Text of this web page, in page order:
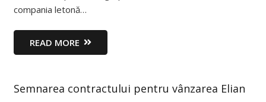
compania letonă…
READ MORE
Semnarea contractului pentru vânzarea Elian